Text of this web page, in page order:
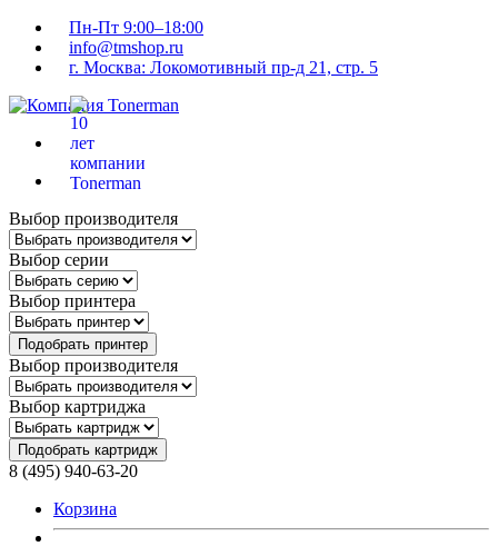
Пн-Пт 9:00–18:00
info@tmshop.ru
г. Москва: Локомотивный пр-д 21, стр. 5
Выбор производителя
Выбор серии
Выбор принтера
Подобрать принтер
Выбор производителя
Выбор картриджа
Подобрать картридж
8 (495) 940-63-20
Корзина